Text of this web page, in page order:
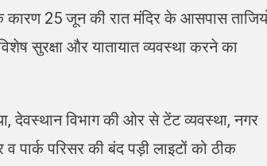
कारण 25 जून की रात मंदिर के आसपास
सुरक्षा और यातायात व्यवस्था करने का
देवस्थान विभाग की ओर से टेंट व्यवस्था, नगर
व पार्क परिसर की बंद पड़ी लाइटों को ठीक